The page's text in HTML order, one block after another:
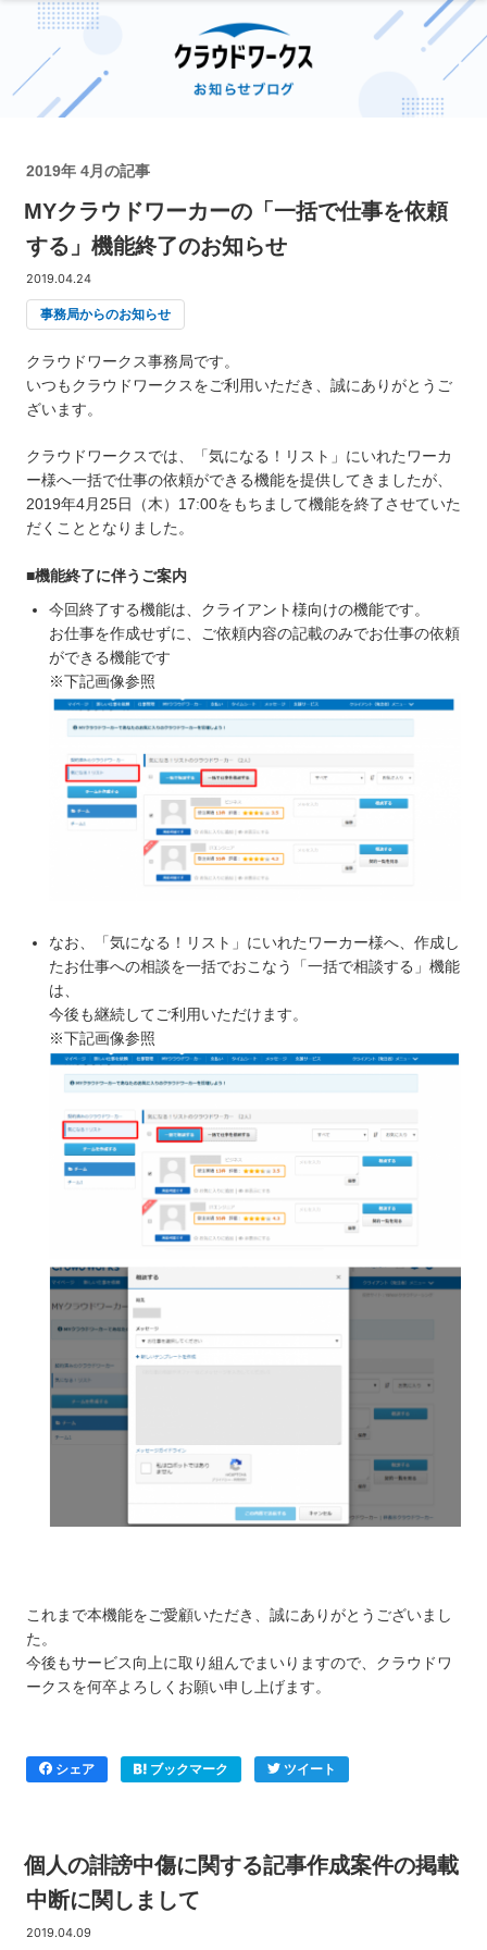
2019年 4月の記事
MYクラウドワーカーの「一括で仕事を依頼
する」機能終了のお知らせ
2019.04.24
事務局からのお知らせ
クラウドワークス事務局です。
いつもクラウドワークスをご利用いただき、誠にありがとうご
ざいます。
クラウドワークスでは、「気になる！リスト」にいれたワーカ
ー様へ一括で仕事の依頼ができる機能を提供してきましたが、
2019年4月25日（木）17:00をもちまして機能を終了させていた
だくこととなりました。
■機能終了に伴うご案内
今回終了する機能は、クライアント様向けの機能です。
お仕事を作成せずに、ご依頼内容の記載のみでお仕事の依頼
ができる機能です
※下記画像参照
なお、「気になる！リスト」にいれたワーカー様へ、作成し
たお仕事への相談を一括でおこなう「一括で相談する」機能
は、
今後も継続してご利用いただけます。
※下記画像参照
これまで本機能をご愛顧いただき、誠にありがとうございまし
た。
今後もサービス向上に取り組んでまいりますので、クラウドワ
ークスを何卒よろしくお願い申し上げます。
シェア ブックマーク ツイート
個人の誹謗中傷に関する記事作成案件の掲載
中断に関しまして
2019.04.09